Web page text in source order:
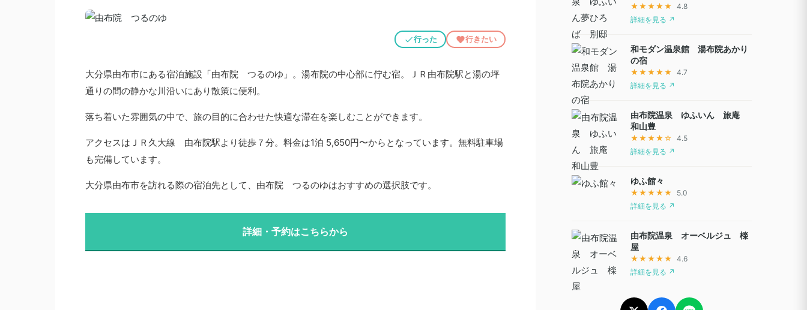
行った 行きたい
大分県由布市にある宿泊施設「由布院 つるのゆ」。湯布院の中心部に佇む宿。ＪＲ由布院駅と湯の坪
通りの間の静かな川沿いにあり散策に便利。
落ち着いた雰囲気の中で、旅の目的に合わせた快適な滞在を楽しむことができます。
アクセスはＪＲ久大線 由布院駅より徒歩７分。料金は1泊 5,650円〜からとなっています。無料駐車場
も完備しています。
大分県由布市を訪れる際の宿泊先として、由布院 つるのゆはおすすめの選択肢です。
詳細・予約はこちらから
★★★★★ 4.8
詳細を見る ↗
和モダン温泉館 湯布院あかり
の宿
★★★★★ 4.7
詳細を見る ↗
由布院温泉 ゆふいん 旅庵
和山豊
★★★★☆ 4.5
詳細を見る ↗
ゆふ館々
★★★★★
5.0
詳細を見る ↗
由布院温泉 オーベルジュ 檪
屋
★★★★★ 4.6
詳細を見る ↗